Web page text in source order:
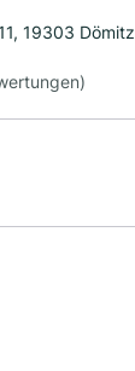
19303 Dömitz